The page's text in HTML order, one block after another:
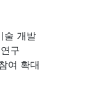
술 개발
구
여 확대